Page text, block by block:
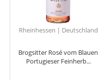
Rheinhessen | Deutschland
Brogsitter Rosé vom Blauen
Portugieser Feinherb...